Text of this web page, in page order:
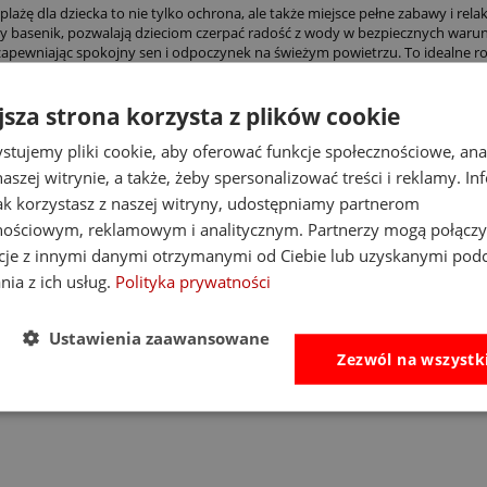
dla dziecka to nie tylko ochrona, ale także miejsce pełne zabawy i
basenik, pozwalają dzieciom czerpać radość z wody w bezpiecznych
spokojny sen i odpoczynek na świeżym powietrzu. To idealne
oferują także akcesoria, które urozmaicą czas spędzony na plaży.
maluchów przed szkodliwym działaniem promieni UV. Dla dodatkowej
uzupełnienie zabaw plażowych. Nasze produkty sprawdzą się także w
dla Twojego dziecka, odwiedź stronę namiot ogrodowy dla dzieci i zobacz
chwile zabawy.
także:
zabawki na plażę
strona korzysta z plików cookie
pliki cookie, aby oferować funkcje społecznościowe,
witrynie, a także, żeby spersonalizować treści i reklamy.
korzystasz z naszej witryny, udostępniamy partnerom
reklamowym i analitycznym. Partnerzy mogą
z innymi danymi otrzymanymi od Ciebie lub uzyskanymi
z ich usług. Polityka prywatności
Zezwól na
Ustawienia zaawansowane